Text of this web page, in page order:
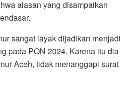
alasan yang disampaikan
sangat layak dijadikan menjadi
pada PON 2024. Karena itu dia
Aceh, tidak menanggapi surat